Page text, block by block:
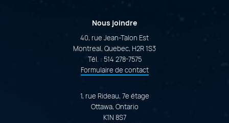
Nous joindre
40, rue Jean-Talon Est
Montreal, Quebec, H2R 1S3
Tél. : 514 278-7575
Formulaire de contact
1, rue Rideau, 7e étage
Ottawa, Ontario
K1N 8S7